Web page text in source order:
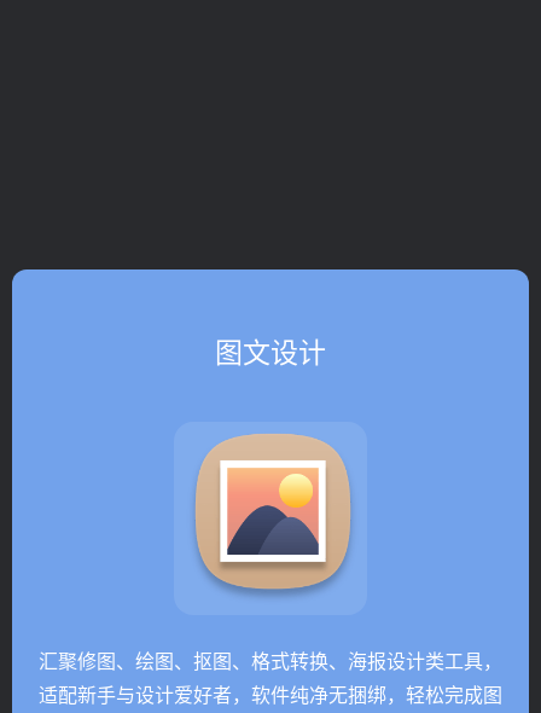
图文设计
汇聚修图、绘图、抠图、格式转换、海报设计类工具，
适配新手与设计爱好者，软件纯净无捆绑，轻松完成图